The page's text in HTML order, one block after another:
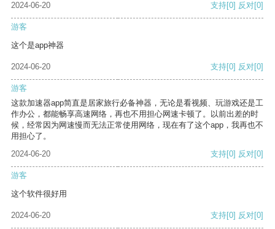
2024-06-20
支持[0] 反对[0]
游客
这个是app神器
2024-06-20 支持[0] 反对[0]
游客
这款加速器app简直是居家旅行必备神器，无论是看视频、玩游戏还是工
作办公，都能畅享高速网络，再也不用担心网速卡顿了。以前出差的时
候，经常因为网速慢而无法正常使用网络，现在有了这个app，我再也不
用担心了。
2024-06-20
支持[0] 反对[0]
游客
这个软件很好用
2024-06-20 支持[0] 反对[0]